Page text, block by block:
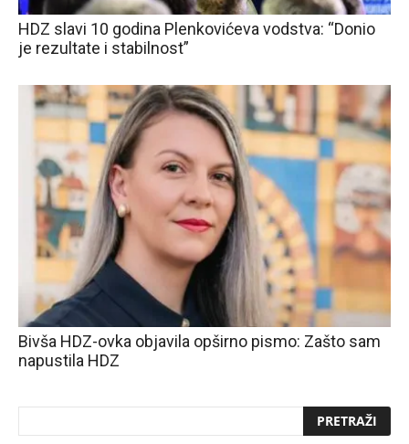
HDZ slavi 10 godina Plenkovićeva vodstva: “Donio
je rezultate i stabilnost”
Bivša HDZ-ovka objavila opširno pismo: Zašto sam
napustila HDZ